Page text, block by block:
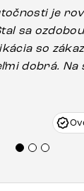
je
sa
so
dobrá. Na
mojej